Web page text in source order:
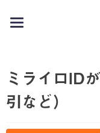
toggle
ミライロID
引など）